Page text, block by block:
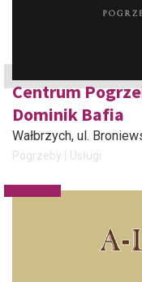
Centrum
Dominik Bafia
Wałbrzych, ul.
Pogrzeby Usługi